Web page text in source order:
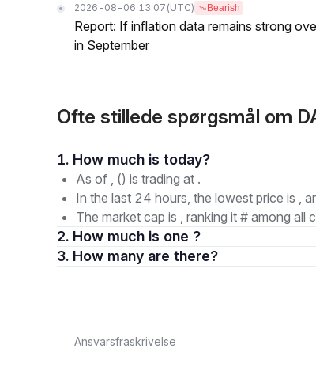
2026-08-06 13:07 (UTC) Bearish
Report: If inflation data remains strong
in September
Ofte stillede spørgsmål om
1. How much is today?
As of , () is trading at .
In the last 24 hours, the lowest price is ,
The market cap is , ranking it # among all
2. How much is one ?
3. How many are there?
Ansvarsfraskrivelse